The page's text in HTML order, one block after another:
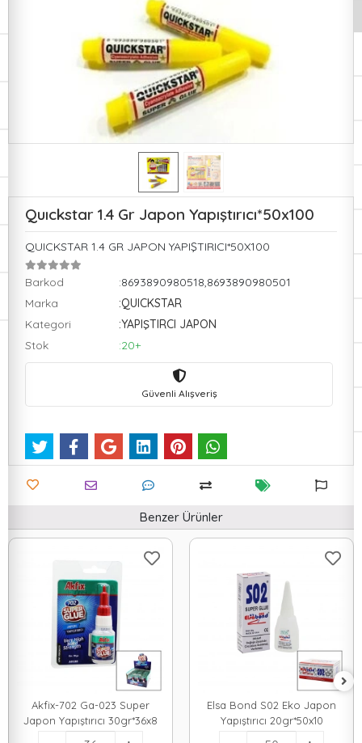
Quıckstar 1.4 Gr Japon Yapıştırıcı*50x100
QUICKSTAR 1.4 GR JAPON YAPIŞTIRICI*50X100
Barkod
:8693890980518,8693890980501
Marka
:QUICKSTAR
Kategori
:YAPIŞTIRCI JAPON
Stok
:20+
Güvenli Alışveriş
Benzer Ürünler
Akfix-702 Ga-023 Super
Japon Yapıştırıcı 30gr*36x8
Elsa Bond S02 Eko Japon
Yapıştırıcı 20gr*50x10